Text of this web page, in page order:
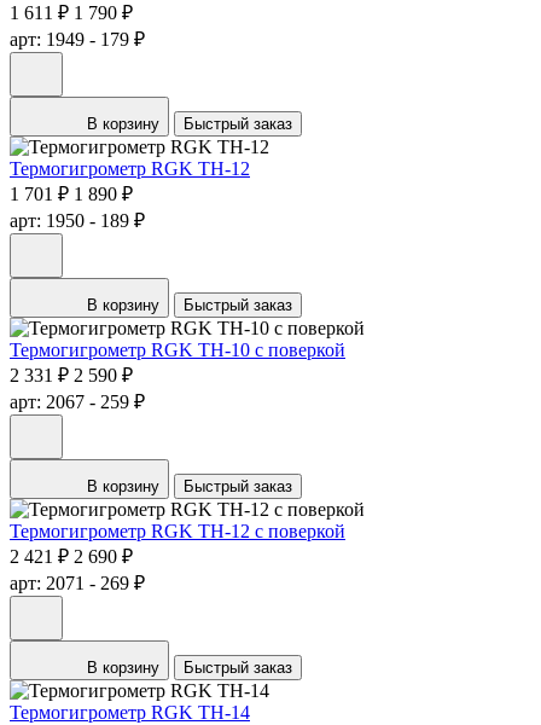
1 611 ₽ 1 790 ₽
арт: 1949 - 179 ₽
В корзину Быстрый заказ
Термогигрометр RGK TH-12
1 701 ₽ 1 890 ₽
арт: 1950 - 189 ₽
В корзину Быстрый заказ
Термогигрометр RGK TH-10 с поверкой
2 331 ₽ 2 590 ₽
арт: 2067 - 259 ₽
В корзину Быстрый заказ
Термогигрометр RGK TH-12 с поверкой
2 421 ₽ 2 690 ₽
арт: 2071 - 269 ₽
В корзину Быстрый заказ
Термогигрометр RGK TH-14